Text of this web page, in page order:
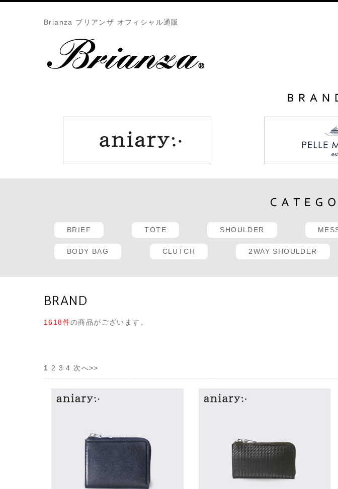
Brianza ブリアンザ オフィシャル通販
BRIEF TOTE SHOULDER
BODY BAG CLUTCH 2WAY SHOULDER
BRAND
1618件の商品がございます。
1 2 3 4 次へ>>